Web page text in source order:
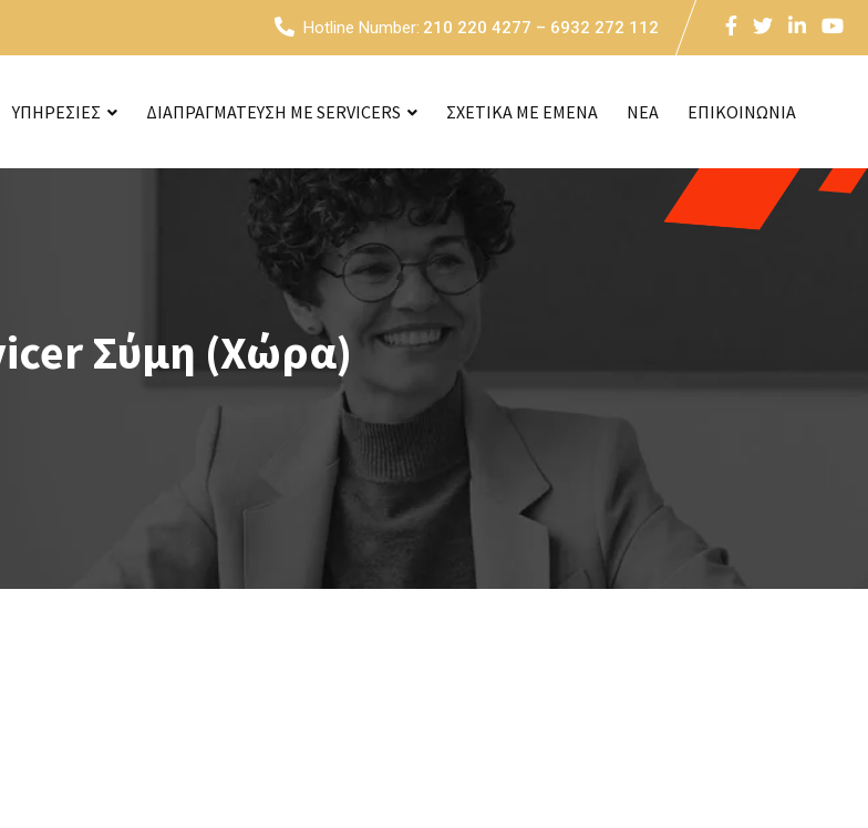
Hotline Number: 210 220 4277 – 6932 272 112
ΥΠΗΡΕΣΙΕΣ ΔΙΑΠΡΑΓΜΑΤΕΥΣΗ ΜΕ SERVICERS ΣΧΕΤΙΚΑ ΜΕ ΕΜΕΝΑ NEA ΕΠΙΚΟΙΝΩΝΙΑ
Σύμη (Χώρα)